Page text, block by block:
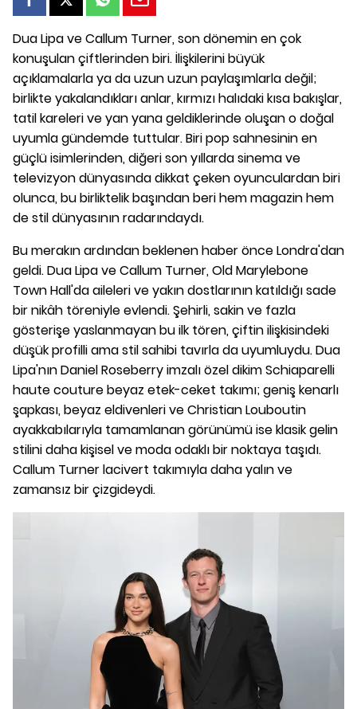
Dua Lipa ve Callum Turner, son dönemin en çok
konuşulan çiftlerinden biri. İlişkilerini büyük
açıklamalarla ya da uzun uzun paylaşımlarla değil;
birlikte yakalandıkları anlar, kırmızı halıdaki kısa bakışlar,
tatil kareleri ve yan yana geldiklerinde oluşan o doğal
uyumla gündemde tuttular. Biri pop sahnesinin en
güçlü isimlerinden, diğeri son yıllarda sinema ve
televizyon dünyasında dikkat çeken oyunculardan biri
olunca, bu birliktelik başından beri hem magazin hem
de stil dünyasının radarındaydı.
Bu merakın ardından beklenen haber önce Londra'dan
geldi. Dua Lipa ve Callum Turner, Old Marylebone
Town Hall'da aileleri ve yakın dostlarının katıldığı sade
bir nikâh töreniyle evlendi. Şehirli, sakin ve fazla
gösterişe yaslanmayan bu ilk tören, çiftin ilişkisindeki
düşük profilli ama stil sahibi tavırla da uyumluydu. Dua
Lipa'nın Daniel Roseberry imzalı özel dikim Schiaparelli
haute couture beyaz etek-ceket takımı; geniş kenarlı
şapkası, beyaz eldivenleri ve Christian Louboutin
ayakkabılarıyla tamamlanan görünümü ise klasik gelin
stilini daha kişisel ve moda odaklı bir noktaya taşıdı.
Callum Turner lacivert takımıyla daha yalın ve
zamansız bir çizgideydi.